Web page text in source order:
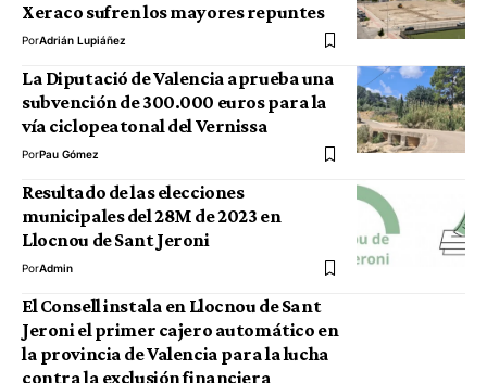
Xeraco sufren los mayores repuntes
PorAdrián Lupiáñez
La Diputació de Valencia aprueba una
subvención de 300.000 euros para la
vía ciclopeatonal del Vernissa
PorPau Gómez
Resultado de las elecciones
municipales del 28M de 2023 en
Llocnou de Sant Jeroni
PorAdmin
El Consell instala en Llocnou de Sant
Jeroni el primer cajero automático en
la provincia de Valencia para la lucha
contra la exclusión financiera